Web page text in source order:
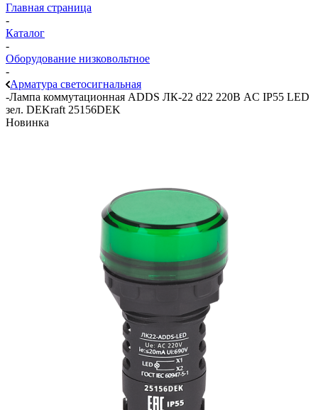
Главная страница
-
Каталог
-
Оборудование низковольтное
-
Арматура светосигнальная
-Лампа коммутационная ADDS ЛК-22 d22 220В AC IP55 LED
зел. DEKraft 25156DEK
Новинка